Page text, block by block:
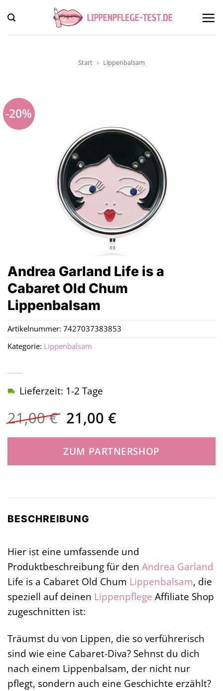
Inhalt
springen
Start » Lippenbalsam
-20%
Andrea Garland Life is a
Cabaret Old Chum
Lippenbalsam
21,00€ Ursprünglicher
Preis
war:
21,00 €
21,00 €Aktueller
ist:
21,00 €.
Lieferzeit: 1-2 Tage
ZUM PARTNERSHOP
Artikelnummer: 7427037383853
Kategorie: Lippenbalsam
BESCHREIBUNG
Hier ist eine umfassende und
Produktbeschreibung für den Andrea Garland
Life is a Cabaret Old Chum Lippenbalsam, die
speziell auf deinen Lippenpflege Affiliate Shop
zugeschnitten ist:
Träumst du von Lippen, die so verführerisch
sind wie eine Cabaret-Diva? Sehnst du dich
nach einem Lippenbalsam, der nicht nur
pflegt, sondern auch eine Geschichte erzählt?